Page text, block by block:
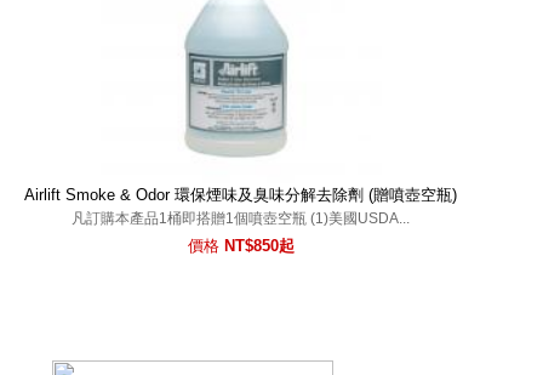
Airlift Smoke & Odor 環保煙味及臭味分解去除劑 (贈噴壺空瓶)
凡訂購本產品1桶即搭贈1個噴壺空瓶 (1)美國USDA...
價格 NT$850起